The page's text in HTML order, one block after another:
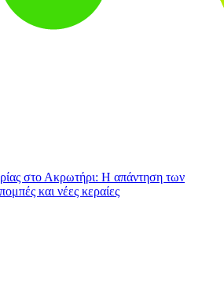
στο Ακρωτήρι: Η απάντηση των
και νέες κεραίες